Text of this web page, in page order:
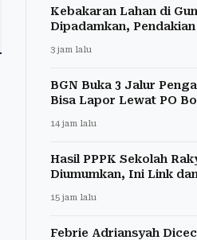
Kebakaran Lahan di
Dipadamkan,
3 jam lalu
BGN Buka 3 Jalur
Bisa Lapor Lewat PO
14 jam lalu
Hasil PPPK Sekolah
Diumumkan, Ini Link
15 jam lalu
Febrie Adriansyah